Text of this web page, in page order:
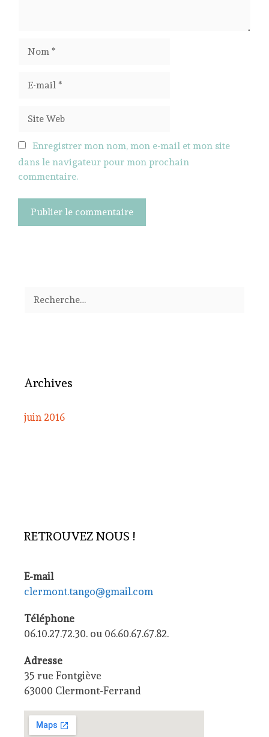
mail
Web
Enregistrer mon nom, mon e-mail et mon site
dans le navigateur pour mon prochain
commentaire.
Archives
juin 2016
RETROUVEZ NOUS !
E-mail
clermont.tango@gmail.com
Téléphone
06.10.27.72.30. ou 06.60.67.67.82.
Adresse
35 rue Fontgiève
63000 Clermont-Ferrand